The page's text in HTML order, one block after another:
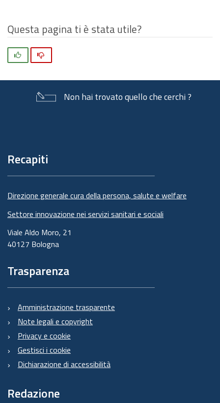
Questa pagina ti è stata utile?
Non hai trovato quello che cerchi ?
pagina
Recapiti
Direzione generale cura della persona, salute e welfare
Settore innovazione nei servizi sanitari e sociali
Viale Aldo Moro, 21
40127 Bologna
Trasparenza
Amministrazione trasparente
Note legali e copyright
Privacy e cookie
Gestisci i cookie
Dichiarazione di accessibilità
Redazione